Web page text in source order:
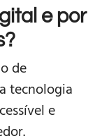
e por
de
tecnologia
e